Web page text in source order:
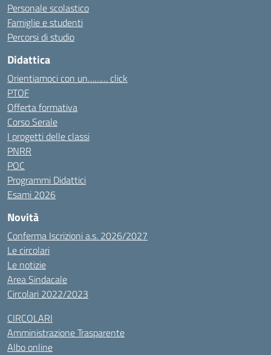
Personale scolastico
Famiglie e studenti
Percorsi di studio
Didattica
Orientiamoci con un……… click
PTOF
Offerta formativa
Corso Serale
I progetti delle classi
PNRR
POC
Programmi Didattici
Esami 2026
Novità
Conferma Iscrizioni a.s. 2026/2027
Le circolari
Le notizie
Area Sindacale
Circolari 2022/2023
CIRCOLARI
Amministrazione Trasparente
Albo online